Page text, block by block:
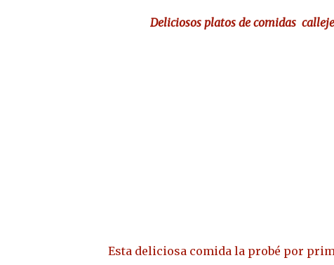
Deliciosos platos de comidas
Esta deliciosa comida la probé por